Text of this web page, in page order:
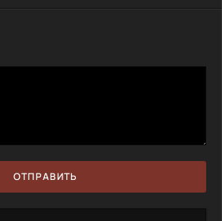
ОТПРАВИТЬ